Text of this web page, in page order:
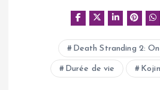
Death Stranding 2:
Durée de vie